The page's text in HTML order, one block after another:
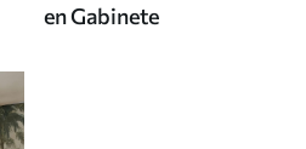
en Gabinete